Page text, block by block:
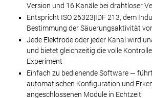
Version und 16 Kanäle bei drahtloser
Entspricht ISO 26323|IDF 213, dem
Bestimmung der Säuerungsaktivität
Jede Elektrode oder jeder Kanal wird
und bietet gleichzeitig die volle
Experiment
Einfach zu bedienende Software —
automatischen Konfiguration und
angeschlossenen Module in Echtzeit